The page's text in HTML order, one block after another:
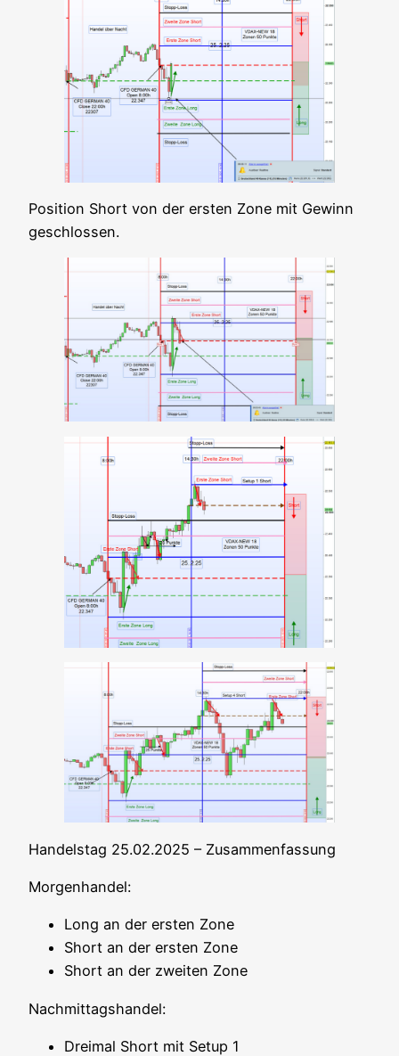
Posi­ti­on Short von der ers­ten Zone mit Gewinn
geschlossen.
Han­dels­tag 25.02.2025 – Zusammenfassung
Mor­gen­han­del:
Long an der ers­ten Zone
Short an der ers­ten Zone
Short an der zwei­ten Zone
Nach­mit­tags­han­del:
Drei­mal Short mit Set­up 1